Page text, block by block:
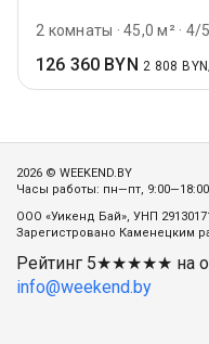
2 комнаты · 45,0 м² · 4/
126 360 BYN 2 808
2026 © WEEKEND.BY
Часы работы: пн—пт,
ООО «Уикенд Бай», УНП
Зарегистровано Каменецким
Рейтинг 5★★★★★ на
info@weekend.by